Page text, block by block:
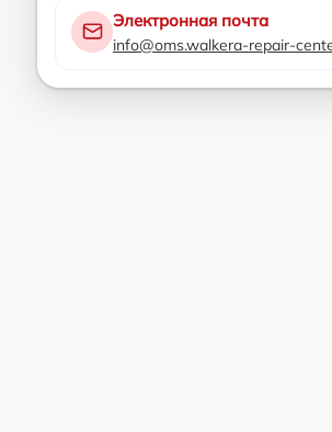
Электронная почта
info@oms.walkera-repair-